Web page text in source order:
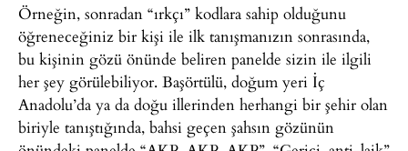
Örneğin, sonradan “ırkçı” kodlara sahip olduğunu
öğreneceğiniz bir kişi ile ilk tanışmanızın sonrasında,
bu kişinin gözü önünde beliren panelde sizin ile ilgili
her şey görülebiliyor. Başörtülü, doğum yeri İç
Anadolu’da ya da doğu illerinden herhangi bir şehir olan
biriyle tanıştığında, bahsi geçen şahsın gözünün